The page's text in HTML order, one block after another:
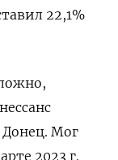
22,1%
Донец. Мог
2023 г.